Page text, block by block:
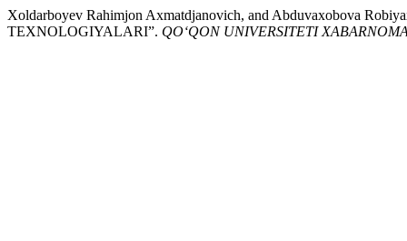
Xoldarboyev Rahimjon Axmatdjanovich, and Abduvaxobova
TEXNOLOGIYALARI”. QO‘QON UNIVERSITETI